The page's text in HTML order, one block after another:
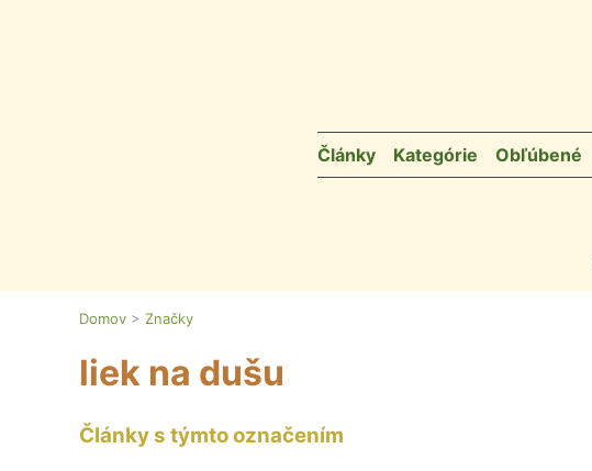
Články Kategórie Obľúbené
Domov > Značky
liek na dušu
Články s týmto označením